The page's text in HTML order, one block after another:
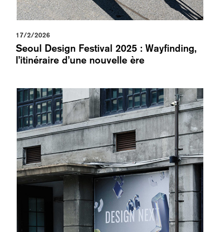
17/2/2026
Seoul Design Festival 2025 : Wayfinding,
l’itinéraire d’une nouvelle ère